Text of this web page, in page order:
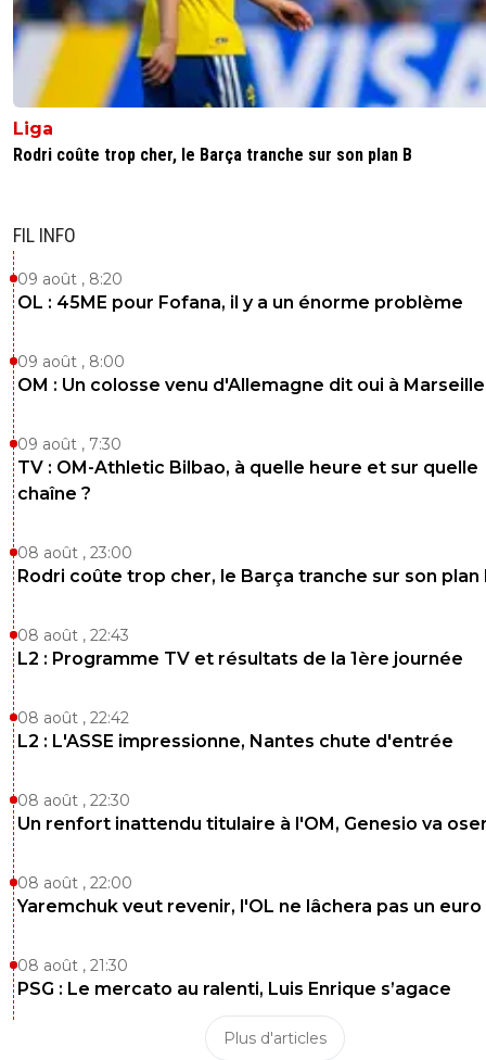
Liga
Rodri coûte trop cher, le Barça tranche sur son plan B
FIL INFO
09 août , 8:20
OL : 45ME pour Fofana, il y a un énorme problème
09 août , 8:00
OM : Un colosse venu d'Allemagne dit oui à Marseille
09 août , 7:30
TV : OM-Athletic Bilbao, à quelle heure et sur quelle
chaîne ?
08 août , 23:00
Rodri coûte trop cher, le Barça tranche sur son plan
08 août , 22:43
L2 : Programme TV et résultats de la 1ère journée
08 août , 22:42
L2 : L'ASSE impressionne, Nantes chute d'entrée
08 août , 22:30
Un renfort inattendu titulaire à l'OM, Genesio va
08 août , 22:00
Yaremchuk veut revenir, l'OL ne lâchera pas un euro
08 août , 21:30
PSG : Le mercato au ralenti, Luis Enrique s’agace
Plus d'articles